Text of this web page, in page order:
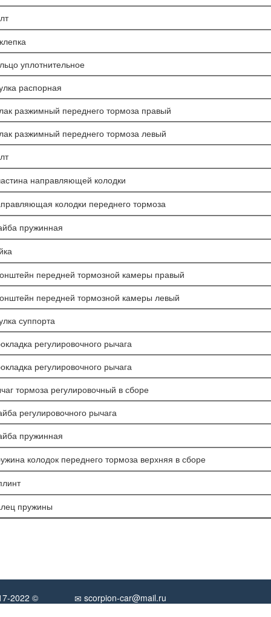
уплотнительное
распорная
разжимный переднего тормоза правый
разжимный переднего тормоза левый
направляющей колодки
колодки переднего тормоза
пружинная
передней тормозной камеры правый
передней тормозной камеры левый
суппорта
регулировочного рычага
регулировочного рычага
тормоза регулировочный в сборе
регулировочного рычага
пружинная
колодок переднего тормоза верхняя в сборе
пружины
2022 ©
scorpion-car@mail.ru